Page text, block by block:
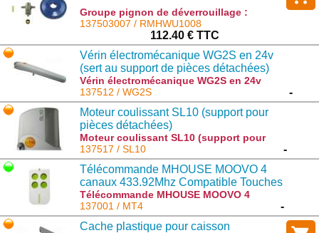
Groupe pignon de déverrouillage :
RMHWU1008
137503007 / RMHWU1008
112.40 € TTC
Vérin électromécanique WG2S en 24v
(sert au support de pièces détachées)
Vérin électromécanique WG2S en 24v
(sert au support de pièces détachées) :
WG2S
137512 / WG2S
-
Moteur coulissant SL10 (support pour
pièces détachées)
Moteur coulissant SL10 (support pour
pièces détachées) : SL10
137517 / SL10
-
Télécommande MHOUSE MOOVO 4
canaux 433.92Mhz Compatible Touches
Vertes
Télécommande MHOUSE MOOVO 4
canaux 433.92Mhz Compatible Touches
Vertes : MT4
137001 / MT4
-
Cache plastique pour caisson